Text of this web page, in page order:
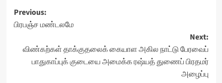
Post
navigation
Previous:
பிரபஞ்ச மண்டலமே
Next:
விண்கற்கள் தாக்குதலைக் கையாள அகில நாட்டு பேரவைப்
பாதுகாப்புக் குடையை அமைக்க ரஷ்யத் துணைப் பிரதமர்
அழைப்பு